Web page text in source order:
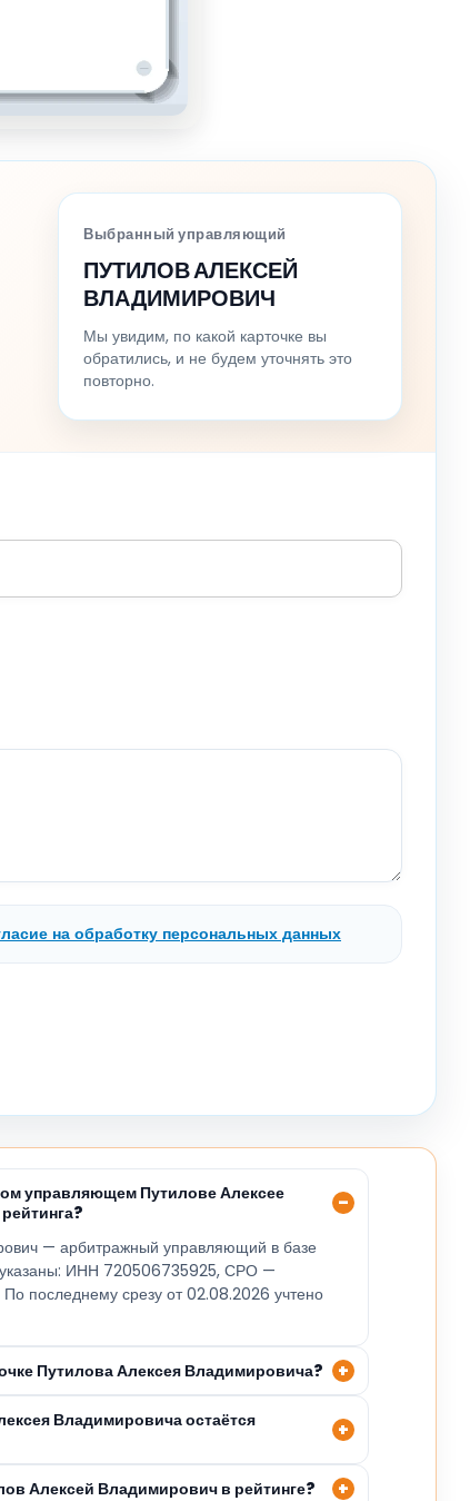
Выбранный управляющий
ПУТИЛОВ АЛЕКСЕЙ
ВЛАДИМИРОВИЧ
Мы увидим, по какой карточке вы
обратились, и не будем уточнять это
повторно.
на обработку персональных данных
управляющем Путилове Алексее
— арбитражный управляющий в базе
ИНН 720506735925, СРО —
По последнему срезу от 02.08.2026 учтено
Путилова Алексея Владимировича?
Владимировича остаётся
Алексей Владимирович в рейтинге?